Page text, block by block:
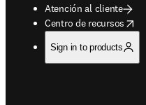
Atención al cliente
Centro de recursos
opens in new tab/window
Sign in to products